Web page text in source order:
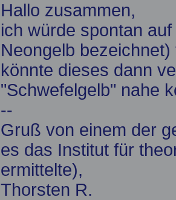
Hallo zusammen,
ich würde spontan
Neongelb
könnte dieses dann
"Schwefelgelb" nahe
--
Gruß von einem der
es das Institut für
ermittelte),
Thorsten R.